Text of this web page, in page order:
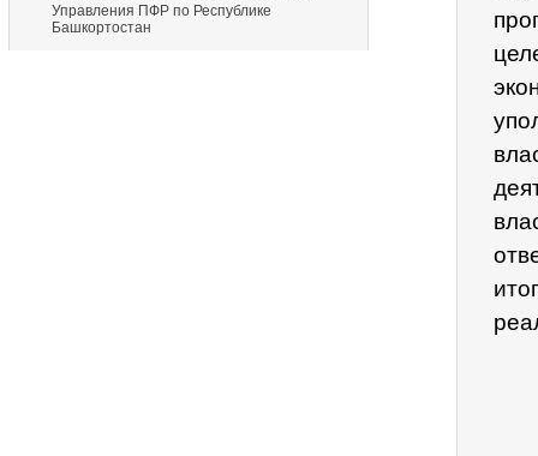
Управления ПФР по Республике
Башкортостан